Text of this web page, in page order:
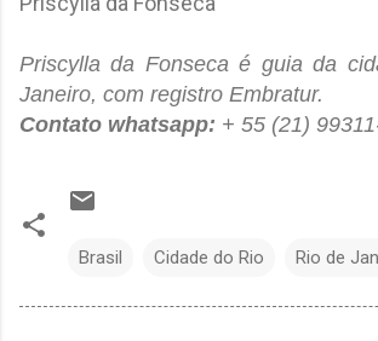
Priscylla da Fonseca é guia da
Janeiro, com registro Embratur.
Contato whatsapp: + 55 (21)
Brasil Cidade do Rio Rio de